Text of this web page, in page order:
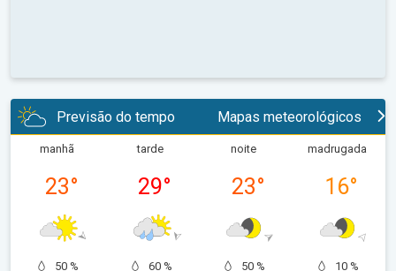
Previsão do tempo Mapas meteorológicos
manhã
23°
50 %
tarde
29°
60 %
noite
23°
50 %
madrugada
16°
10 %